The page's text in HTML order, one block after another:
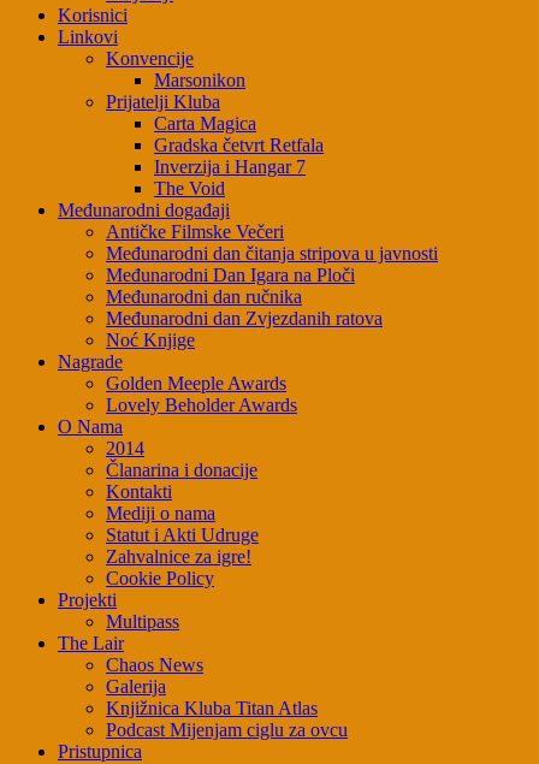
Korisnici
Linkovi
Konvencije
Marsonikon
Prijatelji Kluba
Carta Magica
Gradska četvrt Retfala
Inverzija i Hangar 7
The Void
Međunarodni događaji
Antičke Filmske Večeri
Međunarodni dan čitanja stripova u javnosti
Međunarodni Dan Igara na Ploči
Međunarodni dan ručnika
Međunarodni dan Zvjezdanih ratova
Noć Knjige
Nagrade
Golden Meeple Awards
Lovely Beholder Awards
O Nama
2014
Članarina i donacije
Kontakti
Mediji o nama
Statut i Akti Udruge
Zahvalnice za igre!
Cookie Policy
Projekti
Multipass
The Lair
Chaos News
Galerija
Knjižnica Kluba Titan Atlas
Podcast Mijenjam ciglu za ovcu
Pristupnica